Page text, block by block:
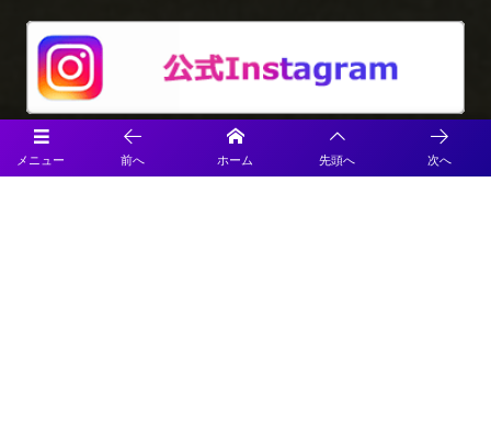
メニュー 前へ ホーム 先頭へ 次へ